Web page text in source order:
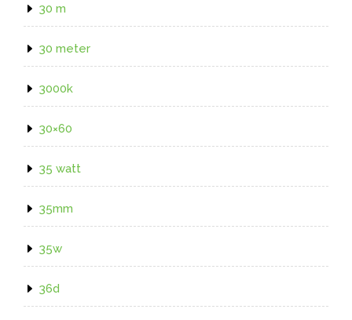
30 m
30 meter
3000k
30×60
35 watt
35mm
35w
36d